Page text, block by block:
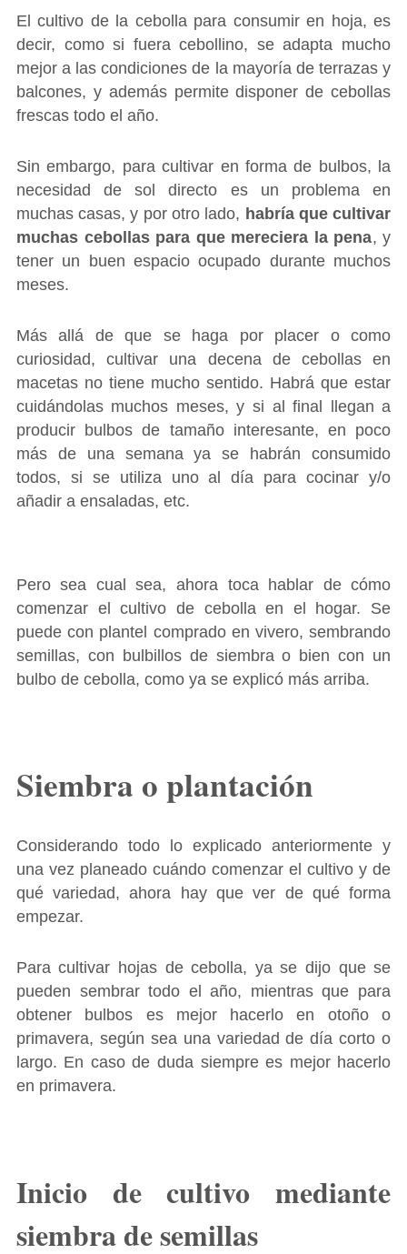
El cultivo de la cebolla para consumir en hoja, es
decir, como si fuera cebollino, se adapta mucho
mejor a las condiciones de la mayoría de terrazas y
balcones, y además permite disponer de cebollas
frescas todo el año.
Sin embargo, para cultivar en forma de bulbos, la
necesidad de sol directo es un problema en
muchas casas, y por otro lado, habría que cultivar
muchas cebollas para que mereciera la pena, y
tener un buen espacio ocupado durante muchos
meses.
Más allá de que se haga por placer o como
curiosidad, cultivar una decena de cebollas en
macetas no tiene mucho sentido. Habrá que estar
cuidándolas muchos meses, y si al final llegan a
producir bulbos de tamaño interesante, en poco
más de una semana ya se habrán consumido
todos, si se utiliza uno al día para cocinar y/o
añadir a ensaladas, etc.
Pero sea cual sea, ahora toca hablar de cómo
comenzar el cultivo de cebolla en el hogar. Se
puede con plantel comprado en vivero, sembrando
semillas, con bulbillos de siembra o bien con un
bulbo de cebolla, como ya se explicó más arriba.
Siembra o plantación
Considerando todo lo explicado anteriormente y
una vez planeado cuándo comenzar el cultivo y de
qué variedad, ahora hay que ver de qué forma
empezar.
Para cultivar hojas de cebolla, ya se dijo que se
pueden sembrar todo el año, mientras que para
obtener bulbos es mejor hacerlo en otoño o
primavera, según sea una variedad de día corto o
largo. En caso de duda siempre es mejor hacerlo
en primavera.
Inicio de cultivo mediante
siembra de semillas